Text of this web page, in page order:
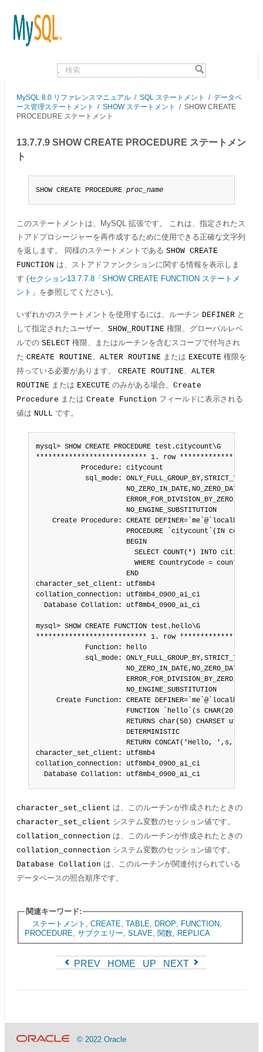
MySQL 8.0 リファレンスマニュアル / SQL ステートメント / データベ
ース管理ステートメント
/ SHOW ステートメント / SHOW CREATE
PROCEDURE ステートメント
13.7.7.9 SHOW CREATE PROCEDURE ステートメン
ト
SHOW CREATE PROCEDURE proc_name
このステートメントは、MySQL 拡張です。 これは、指定されたス
トアドプロシージャーを再作成するために使用できる正確な文字列
を返します。 同様のステートメントである SHOW CREATE
FUNCTION は、ストアドファンクションに関する情報を表示しま
す (セクション13.7.7.8「SHOW CREATE FUNCTION ステートメ
ント」 を参照してください)。
いずれかのステートメントを使用するには、ルーチン DEFINER と
して指定されたユーザー、 SHOW_ROUTINE 権限、グローバルレベ
ルでの SELECT 権限、またはルーチンを含むスコープで付与され
た CREATE ROUTINE、 ALTER ROUTINE または EXECUTE 権限を
持っている必要があります。 CREATE ROUTINE、 ALTER
ROUTINE または EXECUTE のみがある場合、 Create
Procedure または Create Function フィールドに表示される
値は NULL です。
mysql> SHOW CREATE PROCEDURE test.citycount\G
*************************** 1. row
           Procedure: citycount
sql_mode:
                      NO_ZERO_IN_DATE,NO_ZERO_DATE,
                      ERROR_FOR_DIVISION_BY_ZERO,
                      NO_ENGINE_SUBSTITUTION
    Create Procedure: CREATE DEFINER=`me`@`localhost`
PROCEDURE `citycount`(IN country
                      BEGIN
SELECT COUNT(*) INTO cities
                        WHERE CountryCode = country;
                      END
character_set_client: utf8mb4
collation_connection: utf8mb4_0900_ai_ci
  Database Collation: utf8mb4_0900_ai_ci
mysql> SHOW CREATE FUNCTION test.hello\G
*************************** 1. row
            Function: hello
sql_mode:
                      NO_ZERO_IN_DATE,NO_ZERO_DATE,
                      ERROR_FOR_DIVISION_BY_ZERO,
                      NO_ENGINE_SUBSTITUTION
     Create Function: CREATE DEFINER=`me`@`localhost`
                      FUNCTION `hello`(s CHAR(20))
                      RETURNS char(50) CHARSET utf8mb4
                      DETERMINISTIC
                      RETURN CONCAT('Hello, ',s,'!')
character_set_client: utf8mb4
collation_connection: utf8mb4_0900_ai_ci
  Database Collation: utf8mb4_0900_ai_ci
character_set_client は、このルーチンが作成されたときの
character_set_client システム変数のセッション値です。
collation_connection は、このルーチンが作成されたときの
collation_connection システム変数のセッション値です。
Database Collation は、このルーチンが関連付けられている
データベースの照合順序です。
関連キーワード:
ステートメント
CREATE TABLE DROP FUNCTION,
PROCEDURE サブクエリー SLAVE 関数, REPLICA
PREV HOME UP NEXT
© 2022 Oracle